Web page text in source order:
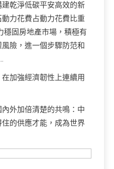
乾淨低碳平安高效的新
力花費占動力花費比重
穩固房地產市場，積極有
風險，進一個步驟防范和
加強經濟韌性上連續用
外加倍清楚的共鳴：中
的供應才能，成為世界